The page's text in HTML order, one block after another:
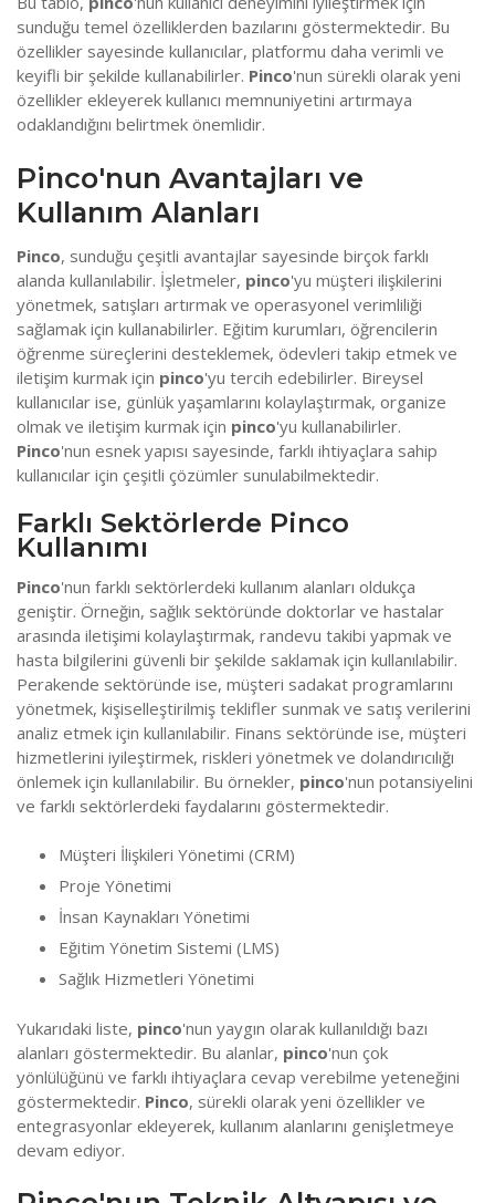
sunduğu temel özelliklerden bazılarını göstermektedir. Bu
özellikler sayesinde kullanıcılar, platformu daha verimli ve
keyifli bir şekilde kullanabilirler. Pinco'nun sürekli olarak yeni
özellikler ekleyerek kullanıcı memnuniyetini artırmaya
odaklandığını belirtmek önemlidir.
Pinco'nun Avantajları ve
Kullanım Alanları
Pinco, sunduğu çeşitli avantajlar sayesinde birçok farklı
alanda kullanılabilir. İşletmeler, pinco'yu müşteri ilişkilerini
yönetmek, satışları artırmak ve operasyonel verimliliği
sağlamak için kullanabilirler. Eğitim kurumları, öğrencilerin
öğrenme süreçlerini desteklemek, ödevleri takip etmek ve
iletişim kurmak için pinco'yu tercih edebilirler. Bireysel
kullanıcılar ise, günlük yaşamlarını kolaylaştırmak, organize
olmak ve iletişim kurmak için pinco'yu kullanabilirler.
Pinco'nun esnek yapısı sayesinde, farklı ihtiyaçlara sahip
kullanıcılar için çeşitli çözümler sunulabilmektedir.
Farklı Sektörlerde Pinco
Kullanımı
Pinco'nun farklı sektörlerdeki kullanım alanları oldukça
geniştir. Örneğin, sağlık sektöründe doktorlar ve hastalar
arasında iletişimi kolaylaştırmak, randevu takibi yapmak ve
hasta bilgilerini güvenli bir şekilde saklamak için kullanılabilir.
Perakende sektöründe ise, müşteri sadakat programlarını
yönetmek, kişiselleştirilmiş teklifler sunmak ve satış verilerini
analiz etmek için kullanılabilir. Finans sektöründe ise, müşteri
hizmetlerini iyileştirmek, riskleri yönetmek ve dolandırıcılığı
önlemek için kullanılabilir. Bu örnekler, pinco'nun potansiyelini
ve farklı sektörlerdeki faydalarını göstermektedir.
Müşteri İlişkileri Yönetimi (CRM)
Proje Yönetimi
İnsan Kaynakları Yönetimi
Eğitim Yönetim Sistemi (LMS)
Sağlık Hizmetleri Yönetimi
Yukarıdaki liste, pinco'nun yaygın olarak kullanıldığı bazı
alanları göstermektedir. Bu alanlar, pinco'nun çok
yönlülüğünü ve farklı ihtiyaçlara cevap verebilme yeteneğini
göstermektedir. Pinco, sürekli olarak yeni özellikler ve
entegrasyonlar ekleyerek, kullanım alanlarını genişletmeye
devam ediyor.